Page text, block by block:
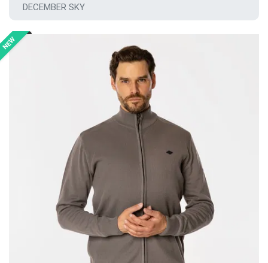
DECEMBER SKY
NEW